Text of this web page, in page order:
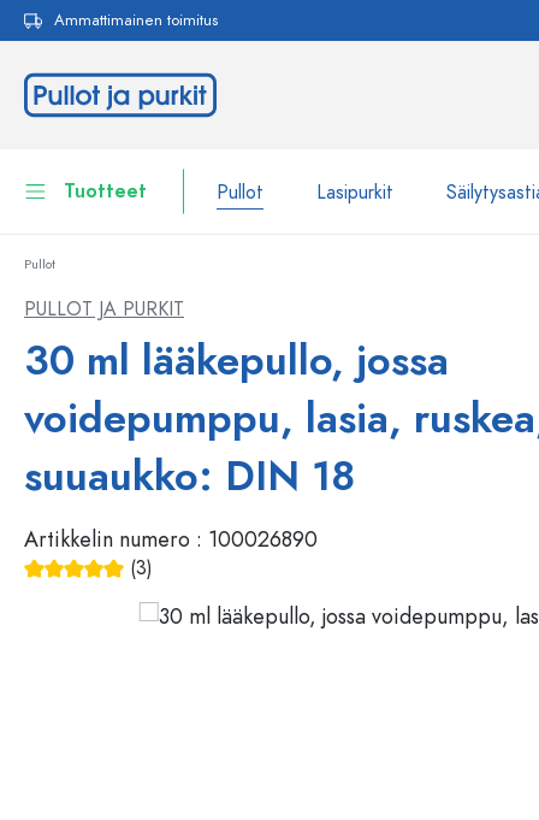
Siirry päänavigointiin
Ammattimainen toimitus
Tuotteet Pullot Lasipurkit
Lasipurkit
Astiat
Muovisäiliöt
Kannet, korkit, sulkimet
Pullot tuotemerkin mukaan
WECK-Lasipullot
Pipettipullot
Etikka- ja öljypullot
Pullot
PULLOT JA PURKIT
30 ml lääkepullo, jossa
voidepumppu, lasia,
suuaukko: DIN 18
Artikkelin numero : 100026890
Keskimääräinen arvosana 5 5 tähdestä
(3)